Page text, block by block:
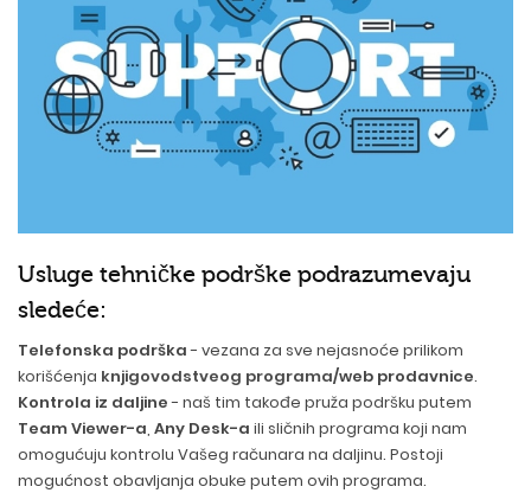
Usluge tehničke podrške podrazumevaju
sledeće:
Telefonska podrška- vezana za sve nejasnoće prilikom
korišćenja knjigovodstveog programa/web prodavnice.
Kontrola iz daljine- naš tim takođe pruža podršku putem
Team Viewer-a Any Desk-a ili sličnih programa koji nam
omogućuju kontrolu Vašeg računara na daljinu. Postoji
mogućnost obavljanja obuke putem ovih programa.